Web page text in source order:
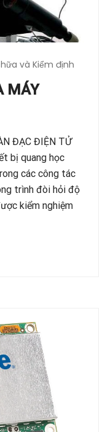
và Kiểm định
MÁY
ĐẠC ĐIỆN TỬ
bị quang học
các công tác
trình đòi hỏi độ
kiểm nghiệm